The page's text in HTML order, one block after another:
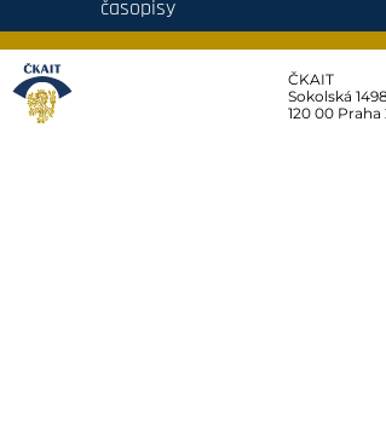
časopisy
ČKAIT
Sokolská
120 00 Praha